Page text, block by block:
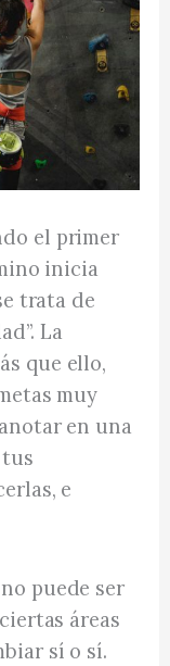
el primer
inicia
trata de
La
que ello,
muy
en una
e
puede ser
áreas
sí o sí.